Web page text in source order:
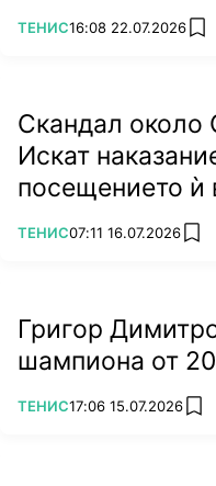
ПОВЕЧЕ ОТ
ТЕНИС16:08 22.07.2026
Скандал около
Искат
посещението ѝ
ПОВЕЧЕ ОТ
ТЕНИС07:11 16.07.2026
Григор
шампиона от
ПОВЕЧЕ ОТ
ТЕНИС17:06 15.07.2026